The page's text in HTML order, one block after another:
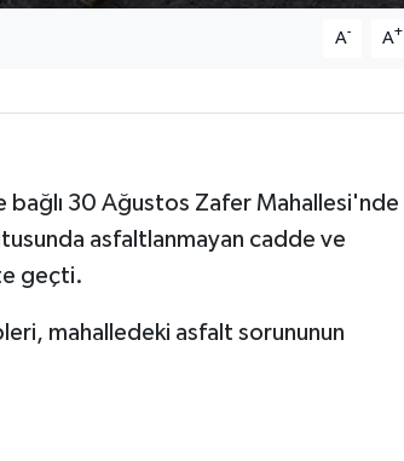
A- A+
bağlı 30 Ağustos Zafer Mahallesi'nde
asfaltlanmayan cadde ve
geçti.
mahalledeki asfalt sorununun